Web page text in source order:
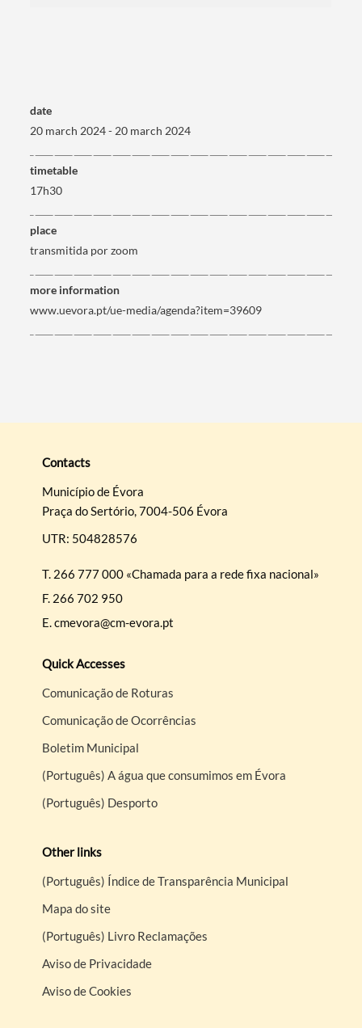
date
20 march 2024 - 20 march 2024
timetable
17h30
place
transmitida por zoom
more information
www.uevora.pt/ue-media/agenda?item=39609
Contacts
Município de Évora
Praça do Sertório, 7004-506 Évora
UTR: 504828576
T. 266 777 000 «Chamada para a rede fixa nacional»
F. 266 702 950
E.cmevora@cm-evora.pt
Quick Accesses
Comunicação de Roturas
Comunicação de Ocorrências
Boletim Municipal
(Português) A água que consumimos em Évora
(Português) Desporto
Other links
(Português) Índice de Transparência Municipal
Mapa do site
(Português) Livro Reclamações
Aviso de Privacidade
Aviso de Cookies